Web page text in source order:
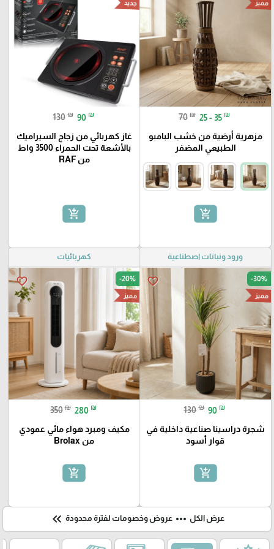
مميز
70 ₪ 25 - 35 ₪
مزهرية أرضية من خشب البامبو
الطبيعي المضفر
add_shopping_cart
جديد
130 ₪ 90 ₪
غاز كهربائي من زجاج السيراميك
بالأشعة تحت الحمراء 3500 واط
من RAF
add_shopping_cart
ورود ونباتات اصطناعية
favorite_border -30%
مميز
130 ₪ 90 ₪
شجرة دراسينا صناعية داخلية في
قوار أسود
add_shopping_cart
كهربائيات
favorite_border -20%
مميز
350 ₪ 280 ₪
مكيف ومبرد هواء مائي عمودي
من Brolax
add_shopping_cart
عرض الكل more_horiz عروض وخصومات لفترة محدودة keyboard_double_arrow_left